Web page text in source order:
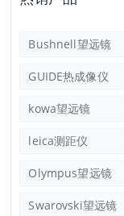
Bushnell望远镜
GUIDE热成像仪
kowa望远镜
leica测距仪
Olympus望远镜
Swarovski望远镜